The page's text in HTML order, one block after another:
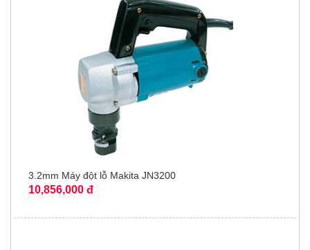
3.2mm Máy đột lỗ Makita JN3200
10,856,000 đ